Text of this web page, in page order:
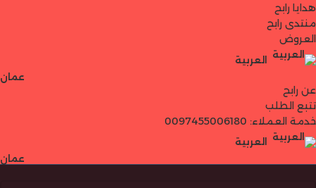
هدايا رابح
منتدى رابح
العروض
العربية
عمان
عن رابح
تتبع الطلب
خدمة العملاء: 0097455006180
العربية
عمان